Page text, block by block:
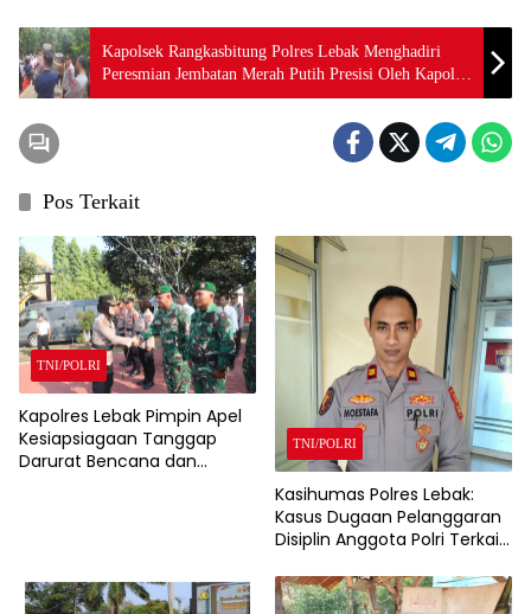
Kapolsek Rangkasbitung Polres Lebak Menghadiri
Peresmian Jembatan Merah Putih Presisi Oleh Kapolda
Banten di Desa Sangiang Tanjung
Pos Terkait
TNI/POLRI
Kapolres Lebak Pimpin Apel
Kesiapsiagaan Tanggap
Darurat Bencana dan
TNI/POLRI
Kasihumas Polres Lebak:
Kasus Dugaan Pelanggaran
Disiplin Anggota Polri Terkait
Propam Polda Banten